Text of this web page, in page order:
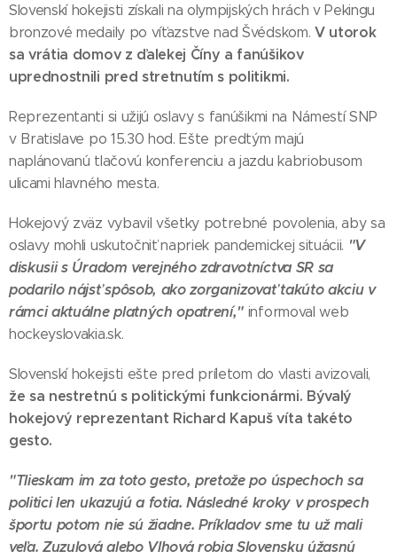
Slovenskí hokejisti získali na olympijských hrách v Pekingu
bronzové medaily po víťazstve nad Švédskom. V utorok
sa vrátia domov z ďalekej Číny a fanúšikov
uprednostnili pred stretnutím s politikmi.
Reprezentanti si užijú oslavy s fanúšikmi na Námestí SNP
v Bratislave po 15.30 hod. Ešte predtým majú
naplánovanú tlačovú konferenciu a jazdu kabriobusom
ulicami hlavného mesta.
Hokejový zväz vybavil všetky potrebné povolenia, aby sa
oslavy mohli uskutočniť napriek pandemickej situácii. "V
diskusii s Úradom verejného zdravotníctva SR sa
podarilo nájsť spôsob, ako zorganizovať takúto akciu v
rámci aktuálne platných opatrení," informoval web
hockeyslovakia.sk.
Slovenskí hokejisti ešte pred príletom do vlasti avizovali,
že sa nestretnú s politickými funkcionármi. Bývalý
hokejový reprezentant Richard Kapuš víta takéto
gesto.
"Tlieskam im za toto gesto, pretože po úspechoch sa
politici len ukazujú a fotia. Následné kroky v prospech
športu potom nie sú žiadne. Príkladov sme tu už mali
veľa. Zuzulová alebo Vlhová robia Slovensku úžasnú